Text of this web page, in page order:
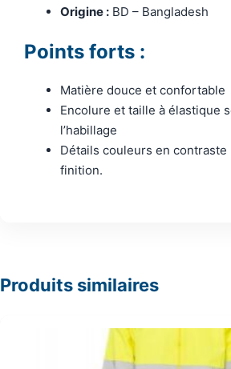
Origine : BD – Bangladesh
Points forts :
Matière douce et confortable
Encolure et taille à élastique
l’habillage
Détails couleurs en
finition.
Produits similaires